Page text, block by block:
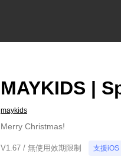
MAYKIDS |
maykids
Merry Christmas!
V1.67 / 無使用效期限制 支援